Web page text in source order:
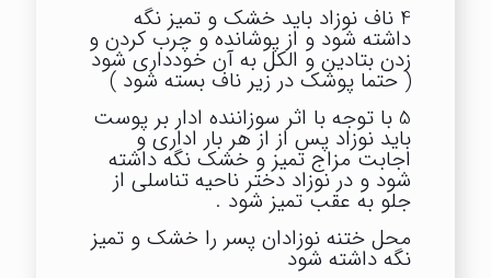
4 ناف نوزاد باید خشک و تمیز نگه
داشته شود و از پوشانده و چرب کردن و
زدن بتادین و الکل به آن خودداری شود
( حتما پوشک در زیر ناف بسته شود )
5 با توجه با اثر سوزاننده ادار بر پوست
باید نوزاد پس از از هر بار اداری و
اجابت مزاج تمیز و خشک نگه داشته
شود و در نوزاد دختر ناحیه تناسلی از
جلو به عقب تمیز شود .
محل ختنه نوزادان پسر را خشک و تمیز
نگه داشته شود